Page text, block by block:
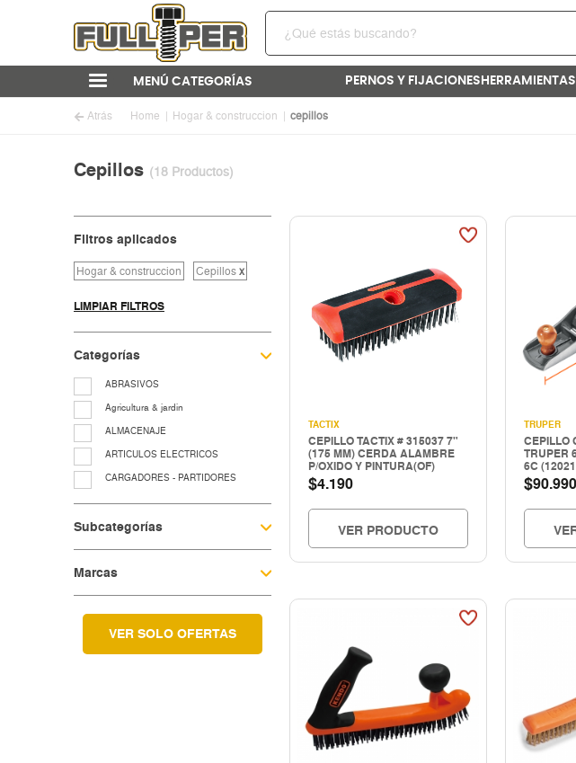
MENÚ CATEGORÍAS PERNOS Y FIJACIONES
Atrás Home Hogar & construccion cepillos
Cepillos (18 Productos)
Filtros aplicados
Hogar & construccion Cepillosx
LIMPIAR FILTROS
Categorías
ABRASIVOS
Agricultura & jardin
ALMACENAJE
ARTICULOS ELECTRICOS
CARGADORES - PARTIDORES
CERRAJERIA
Cocina & menaje
COMPRESORES - EQUIPOS AIRE
EQUIP. LUBRIC.-CONTROL FLUIDO
EQUIP.LEVANTE ELEV.Y TRASLACIO
EQUIPAMIENTO TALLER Y
VULCANICACIÓN
equipos para grasa
Subcategorías
Marcas
VER SOLO OFERTAS
TACTIX
CEPILLO TACTIX # 315037 7"
(175 MM) CERDA ALAMBRE
P/OXIDO Y PINTURA(OF)
$4.190
VER PRODUCTO
TRUPER
CEPILLO
TRUPER
6C
$90.990